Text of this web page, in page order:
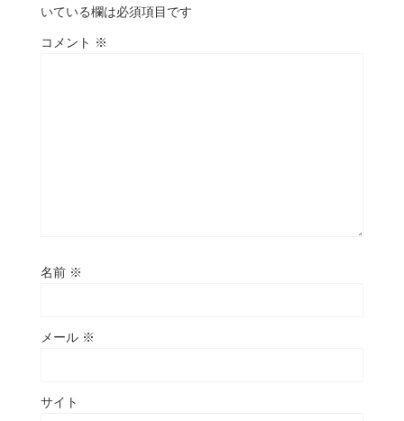
いている欄は必須項目です
コメント ※
名前 ※
メール ※
サイト